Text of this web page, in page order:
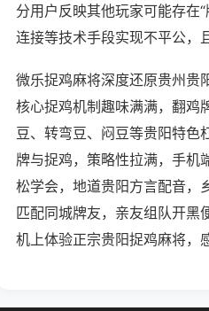
分用户反映其他玩家可能存在
连接等技术手段实现不平公，
微乐捉鸡麻将深度还原贵州贵
核心捉鸡机制趣味满满，翻鸡
豆、转弯豆、闷豆等贵阳特色
牌与捉鸡，策略性拉满，手机
松学会，地道贵阳方言配音，
匹配同城牌友，亲友组队开黑
机上体验正宗贵阳捉鸡麻将，